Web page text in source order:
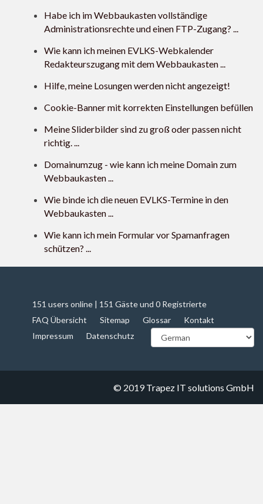
Habe ich im Webbaukasten vollständige
Administrationsrechte und einen FTP-Zugang? ...
Wie kann ich meinen EVLKS-Webkalender
Redakteurszugang mit dem Webbaukasten ...
Hilfe, meine Losungen werden nicht angezeigt!
Cookie-Banner mit korrekten Einstellungen befüllen
Meine Sliderbilder sind zu groß oder passen nicht
richtig. ...
Domainumzug - wie kann ich meine Domain zum
Webbaukasten ...
Wie binde ich die neuen EVLKS-Termine in den
Webbaukasten ...
Wie kann ich mein Formular vor Spamanfragen
schützen? ...
151 users online | 151 Gäste und 0 Registrierte
FAQ Übersicht
Sitemap Glossar
Kontakt
Impressum
Datenschutz
© 2019Trapez IT solutions GmbH